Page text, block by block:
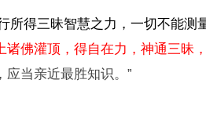
得三昧智慧之力，一切不能测
诸佛灌顶，得自在力，神通三昧
应当亲近最胜知识。”